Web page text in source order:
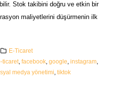
Stok takibini doğru ve etkin bir
maliyetlerini düşürmenin ilk
E-Ticaret
ticaret, facebook, google instagram,
medya yönetimi tiktok